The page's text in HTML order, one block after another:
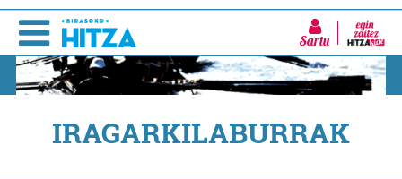
Sartu
IRAGARKILABURRAK